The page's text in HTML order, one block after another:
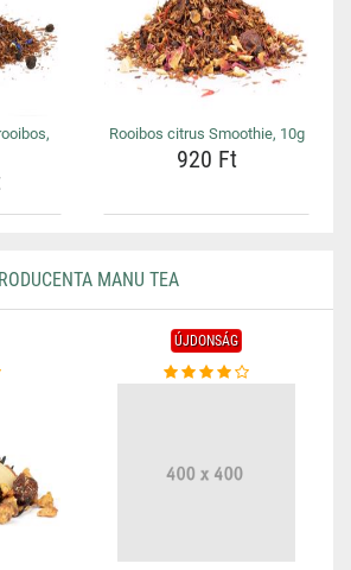
Rooibos citrus Smoothie, 10g
920 Ft
MANU TEA
ÚJDONSÁG